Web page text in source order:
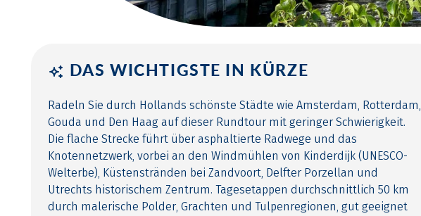
DAS WICHTIGSTE IN KÜRZE
Radeln Sie durch Hollands schönste Städte wie Amsterdam, Rotterdam,
Gouda und Den Haag auf dieser Rundtour mit geringer Schwierigkeit.
Die flache Strecke führt über asphaltierte Radwege und das
Knotennetzwerk, vorbei an den Windmühlen von Kinderdijk (UNESCO-
Welterbe), Küstenstränden bei Zandvoort, Delfter Porzellan und
Utrechts historischem Zentrum. Tagesetappen durchschnittlich 50 km
durch malerische Polder, Grachten und Tulpenregionen, gut geeignet